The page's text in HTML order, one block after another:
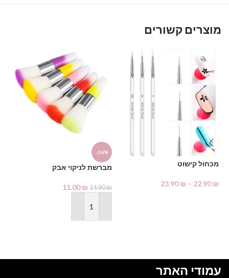
מוצרים קשורים
מכחול קישוט
22.90₪
–
23.90₪
-26%
מברשת לניקוי אבק
14.90₪
11.00₪
הוספה לסל
עמודי האתר